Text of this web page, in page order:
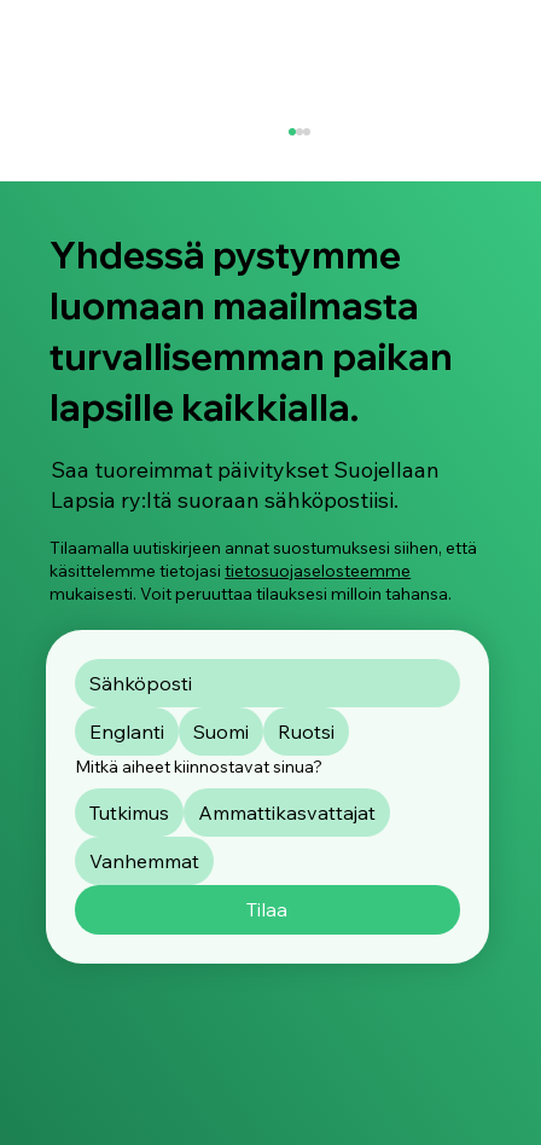
Suojellaan Lapsia ry juhlistaa Pride-
Yhdessä pystymme
luomaan maailmasta
turvallisemman paikan
lapsille kaikkialla.
Saa tuoreimmat päivitykset Suojellaan
Lapsia ry:ltä suoraan sähköpostiisi.
Tilaamalla uutiskirjeen annat suostumuksesi siihen, että
käsittelemme tietojasitietosuojaselosteemme
mukaisesti. Voit peruuttaa tilauksesi milloin tahansa.
Englanti Suomi Ruotsi
Mitkä aiheet kiinnostavat sinua?
Tutkimus
Ammattikasvattajat
Vanhemmat
Tilaa